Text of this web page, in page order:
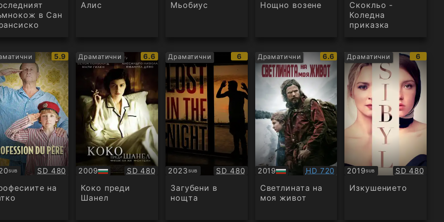
в Сан
Алис Мьобиус Нощно возене
Скокльо -
Коледна
приказка
IMDb
рейтинг:
5.9
SUB Качество:
SD 480
на
Драматични
IMDb
рейтинг:
6.6
2009
БГ
аудио
Качество:
SD 480
Коко преди
Шанел
Драматични
IMDb
рейтинг:
6
2023SUB
Субтитри Качество:
SD 480
Загубени в
нощта
Драматични
IMDb
рейтинг:
6.6
2019
БГ
аудио
Качество:
HD 720
Светлината на
моя живот
Драматични
IMDb
6
2019SUB
Субтитри Качество:
SD 480
Изкушението